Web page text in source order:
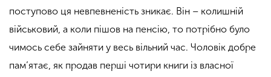
поступово ця невпевненість зникає. Він – колишній
військовий, а коли пішов на пенсію, то потрібно було
чимось себе зайняти у весь вільний час. Чоловік добре
пам’ятає, як продав перші чотири книги із власної